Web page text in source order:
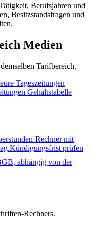
Berufsjahren und
Besitzstandsfragen und
Medien
Tarifbereich.
Tageszeitungen
Gehaltstabelle
Rechner mit
Kündigungsfrist prüfen
abhängig von der
Rechners.